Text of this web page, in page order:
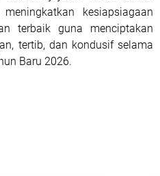
kesiapsiagaan
terbaik guna menciptakan
tertib, dan kondusif selama
Baru 2026.